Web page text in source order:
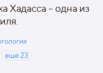
Хадасса – одна из
ещё23